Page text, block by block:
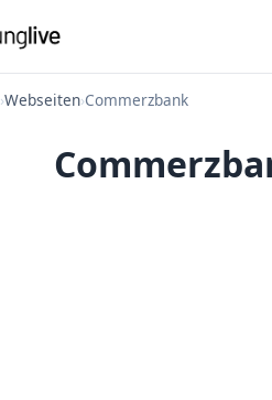
›Webseiten›Commerzbank